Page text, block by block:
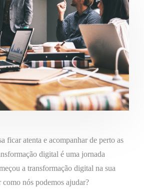
ficar atenta e acompanhar de perto as
digital é uma jornada
a transformação digital na sua
como nós podemos ajudar?